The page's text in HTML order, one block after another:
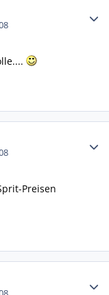
Preisen